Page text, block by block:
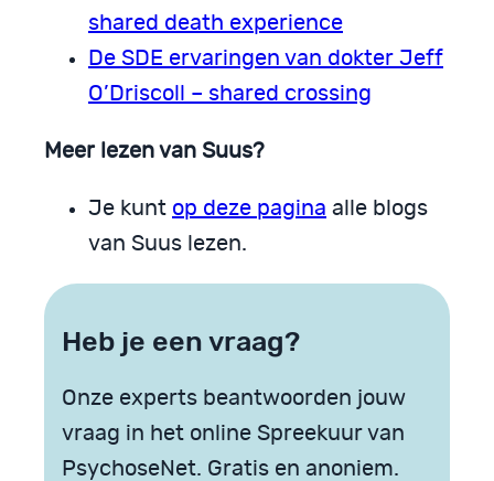
shared death experience
De SDE ervaringen van dokter Jeff
O’Driscoll – shared crossing
Meer lezen van Suus?
Je kunt op deze pagina alle blogs
van Suus lezen.
Heb je een vraag?
Onze experts beantwoorden jouw
vraag in het online Spreekuur van
PsychoseNet. Gratis en anoniem.